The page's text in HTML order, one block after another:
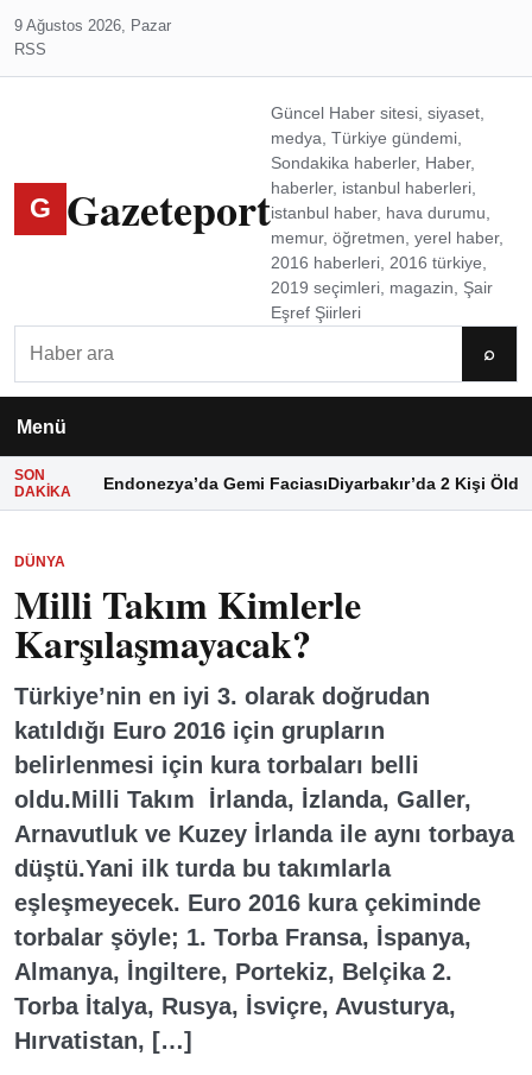
9 Ağustos 2026, Pazar
RSS
G Gazeteport
Güncel Haber sitesi, siyaset,
medya, Türkiye gündemi,
Sondakika haberler, Haber,
haberler, istanbul haberleri,
istanbul haber, hava durumu,
memur, öğretmen, yerel haber,
2016 haberleri, 2016 türkiye,
2019 seçimleri, magazin, Şair
Eşref Şiirleri
⌕
Menü
SON
DAKIKA
Endonezya’da Gemi FaciasıDiyarbakır’da 2 Kişi Öldü
DÜNYA
Milli Takım Kimlerle
Karşılaşmayacak?
Türkiye’nin en iyi 3. olarak doğrudan
katıldığı Euro 2016 için grupların
belirlenmesi için kura torbaları belli
oldu.Milli Takım İrlanda, İzlanda, Galler,
Arnavutluk ve Kuzey İrlanda ile aynı torbaya
düştü.Yani ilk turda bu takımlarla
eşleşmeyecek. Euro 2016 kura çekiminde
torbalar şöyle; 1. Torba Fransa, İspanya,
Almanya, İngiltere, Portekiz, Belçika 2.
Torba İtalya, Rusya, İsviçre, Avusturya,
Hırvatistan, […]